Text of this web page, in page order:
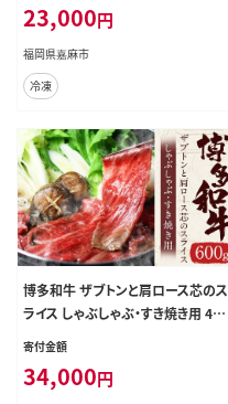
23,000円
福岡県嘉麻市
冷凍
博多和牛 ザブトンと肩ロース芯のス
ライス しゃぶしゃぶ・すき焼き用 4人
前 合計600g 肉 牛肉 和牛
寄付金額
34,000円